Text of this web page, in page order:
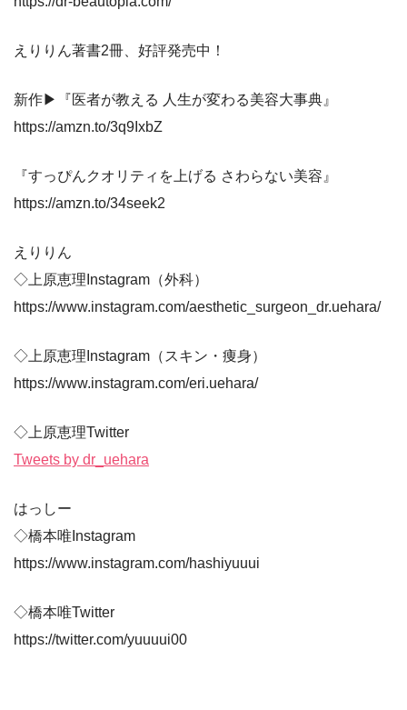
えりりん著書2冊、好評発売中！
新作▶『医者が教える 人生が変わる美容大事典』
https://amzn.to/3q9IxbZ
『すっぴんクオリティを上げる さわらない美容』
https://amzn.to/34seek2
えりりん
◇上原恵理Instagram（外科）
https://www.instagram.com/aesthetic_surgeon_dr.uehara/
◇上原恵理Instagram（スキン・痩身）
https://www.instagram.com/eri.uehara/
◇上原恵理Twitter
Tweets by dr_uehara
はっしー
◇橋本唯Instagram
https://www.instagram.com/hashiyuuui
◇橋本唯Twitter
https://twitter.com/yuuuui00